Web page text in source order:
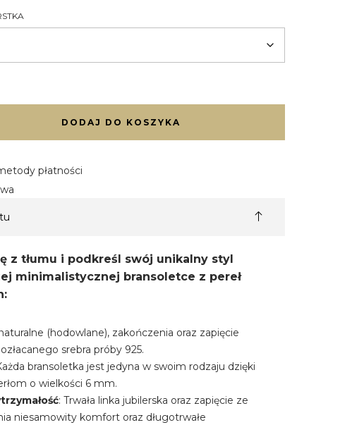
DODAJ DO KOSZYKA
płatności
z tłumu i podkreśl swój unikalny styl
minimalistycznej bransoletce z pereł
(hodowlane), zakończenia oraz zapięcie
srebra próby 925.
bransoletka jest jedyna w swoim rodzaju dzięki
o wielkości 6 mm.
: Trwała linka jubilerska oraz zapięcie ze
niesamowity komfort oraz długotrwałe